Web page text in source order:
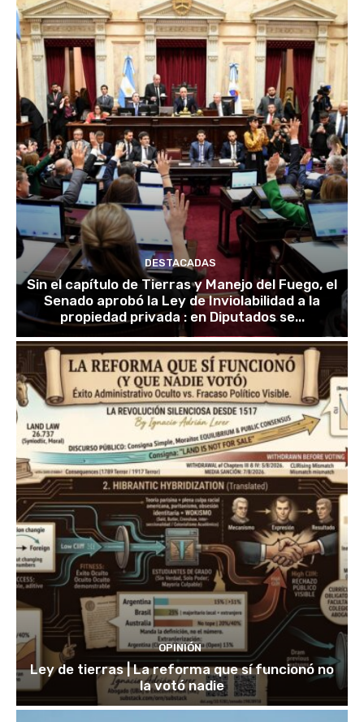
DESTACADAS
Sin el capítulo de Tierras y Manejo del Fuego, el
Senado aprobó la Ley de Inviolabilidad a la
propiedad privada : en Diputados se...
OPINIÓN
Ley de tierras | La reforma que sí funcionó no
la votó nadie